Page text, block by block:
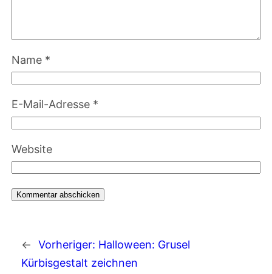
Name *
E-Mail-Adresse *
Website
← Vorheriger: Halloween: Grusel
Kürbisgestalt zeichnen